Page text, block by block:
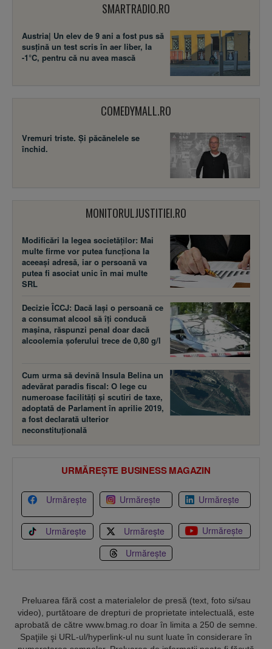
SMARTRADIO.RO
Austria| Un elev de 9 ani a fost pus să
susţină un test scris în aer liber, la
-1°C, pentru că nu avea mască
COMEDYMALL.RO
Vremuri triste. Şi păcănelele se
închid.
MONITORULJUSTITIEI.RO
Modificări la legea societăţilor: Mai
multe firme vor putea funcţiona la
aceeaşi adresă, iar o persoană va
putea fi asociat unic în mai multe
SRL
Decizie ÎCCJ: Dacă laşi o persoană ce
a consumat alcool să îţi conducă
maşina, răspunzi penal doar dacă
alcoolemia şoferului trece de 0,80 g/l
Cum urma să devină Insula Belina un
adevărat paradis fiscal: O lege cu
numeroase facilităţi şi scutiri de taxe,
adoptată de Parlament în aprilie 2019,
a fost declarată ulterior
neconstituţională
URMĂREȘTE BUSINESS MAGAZIN
Urmărește Urmărește Urmărește
Urmărește Urmărește
Urmărește
Urmărește
Preluarea fără cost a materialelor de presă (text, foto si/sau
video), purtătoare de drepturi de proprietate intelectuală, este
aprobată de către www.bmag.ro doar în limita a 250 de semne.
Spaţiile şi URL-ul/hyperlink-ul nu sunt luate în considerare în